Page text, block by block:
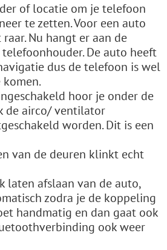
of locatie om je telefoon
te zetten. Voor een auto
Nu hangt er aan de
De auto heeft
dus de telefoon is wel
hoor je onder de
de airco/ ventilator
worden. Dit is een
van de deuren klinkt echt
laten afslaan van de auto,
zodra je de koppeling
handmatig en dan gaat ook
ook weer